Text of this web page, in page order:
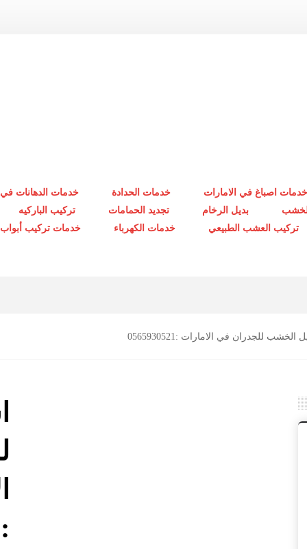
خدمات اصباغ في الامارات خدمات الحدادة
خدمات الدهانات في
بديل الرخام تجديد الحمامات
تركيب الباركيه
تركيب العشب الطبيعي
خدمات الكهرباء خدمات تركيب أبواب
للجدران في الامارات :0565930521
:0565930521